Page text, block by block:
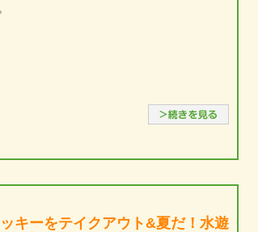
ーをテイクアウト&夏だ！水遊